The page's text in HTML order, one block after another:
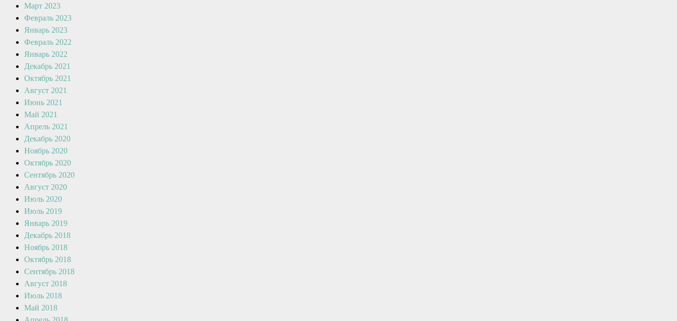
Март 2023
Февраль 2023
Январь 2023
Февраль 2022
Январь 2022
Декабрь 2021
Октябрь 2021
Август 2021
Июнь 2021
Май 2021
Апрель 2021
Декабрь 2020
Ноябрь 2020
Октябрь 2020
Сентябрь 2020
Август 2020
Июль 2020
Июль 2019
Январь 2019
Декабрь 2018
Ноябрь 2018
Октябрь 2018
Сентябрь 2018
Август 2018
Июль 2018
Май 2018